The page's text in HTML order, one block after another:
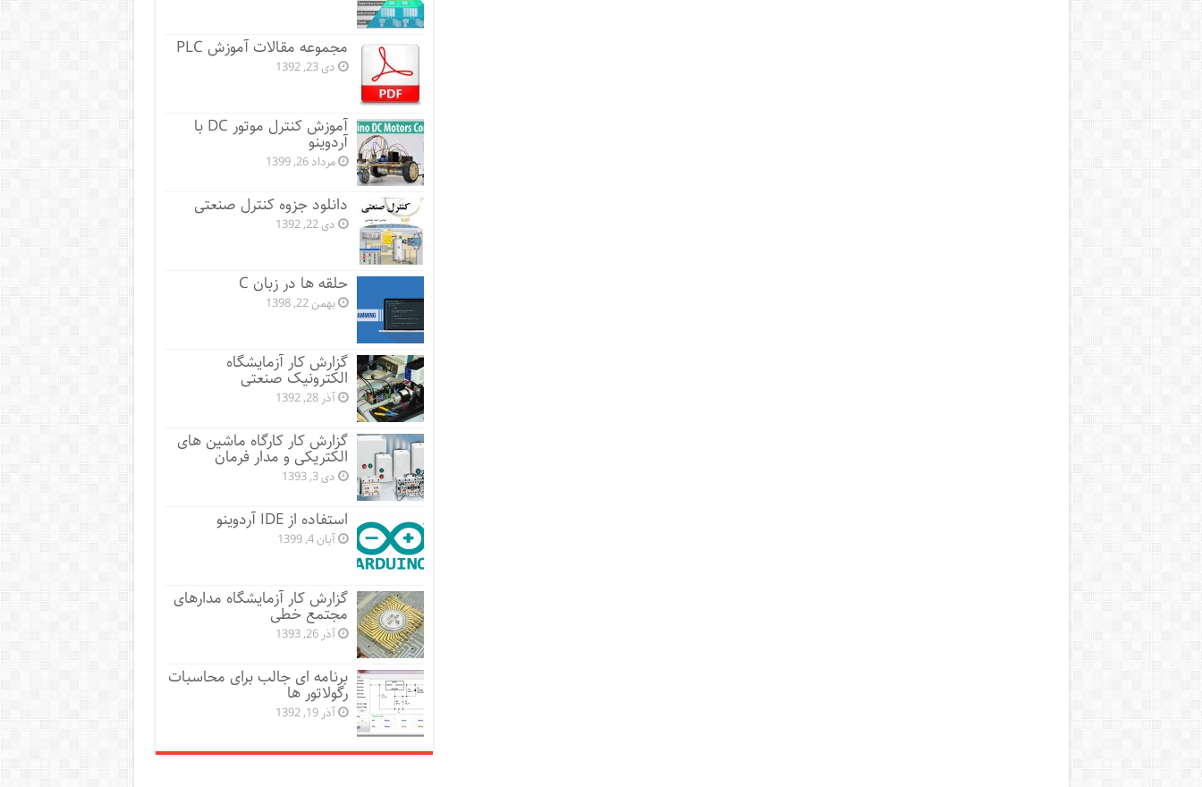
مجموعه مقالات آموزش PLC
دی 23, 1392
آموزش کنترل موتور DC با
آردوینو
مرداد 26, 1399
دانلود جزوه کنترل صنعتی
دی 22, 1392
حلقه ها در زبان C
بهمن 22, 1398
گزارش کار آزمایشگاه
الکترونیک صنعتی
آذر 28, 1392
گزارش کار کارگاه ماشین های
الکتریکی و مدار فرمان
دی 3, 1393
استفاده از IDE آردوینو
آبان 4, 1399
گزارش کار آزمایشگاه مدارهای
مجتمع خطی
آذر 26, 1393
برنامه ای جالب برای محاسبات
رگولاتور ها
آذر 19, 1392